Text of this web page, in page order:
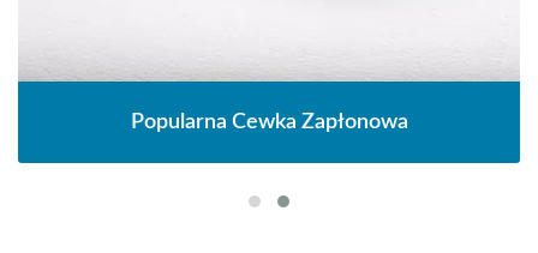
Popularna Cewka Zapłonowa